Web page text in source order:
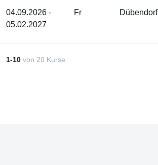
04.09.2026 -
05.02.2027
Fr Dübendorf
1-10 von 20 Kurse